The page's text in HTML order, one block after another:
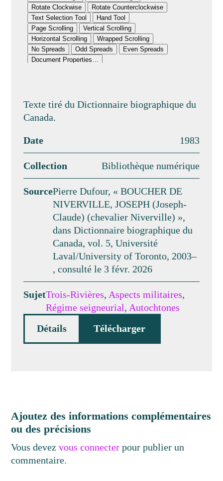
Texte tiré du Dictionnaire biographique du
Canada.
Date 1983
Collection Bibliothèque numérique
SourcePierre Dufour, « BOUCHER DE
NIVERVILLE, JOSEPH (Joseph-
Claude) (chevalier Niverville) »,
dans Dictionnaire biographique du
Canada, vol. 5, Université
Laval/University of Toronto, 2003–
, consulté le 3 févr. 2026
SujetTrois-Rivières, Aspects militaires,
Régime seigneurial, Autochtones
Détails
Télécharger
Ajoutez des informations complémentaires
ou des précisions
Vous devezvous connecter pour publier un
commentaire.